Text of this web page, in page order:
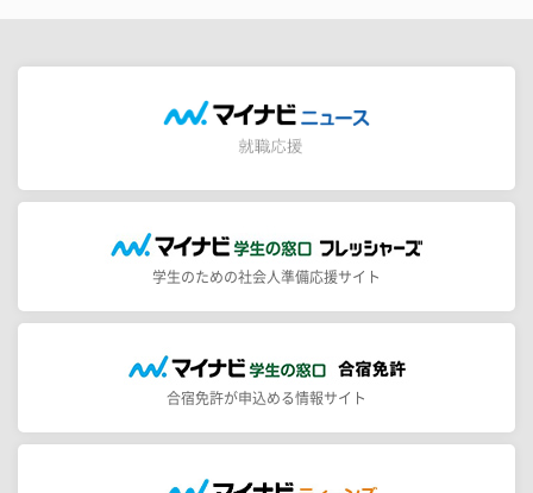
学生のための社会人準備応援サイト
合宿免許が申込める情報サイト